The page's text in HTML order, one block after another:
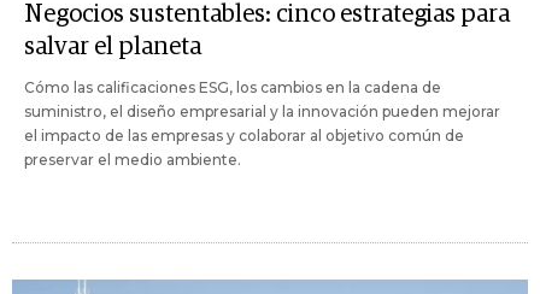
Negocios sustentables: cinco estrategias para
salvar el planeta
Cómo las calificaciones ESG, los cambios en la cadena de
suministro, el diseño empresarial y la innovación pueden mejorar
el impacto de las empresas y colaborar al objetivo común de
preservar el medio ambiente.